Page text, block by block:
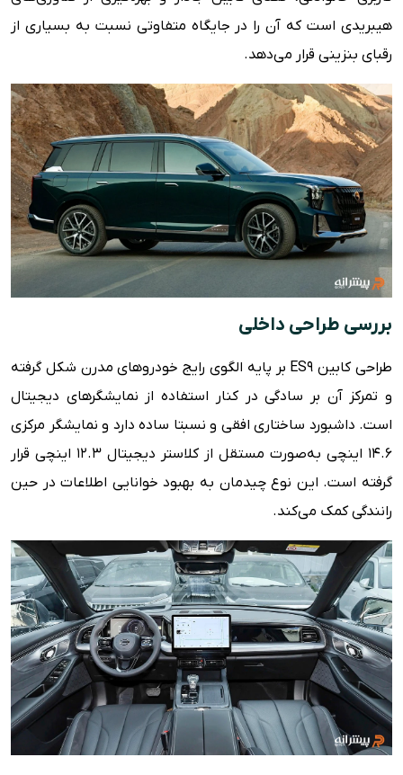
هیبریدی است که آن را در جایگاه متفاوتی نسبت به بسیاری از
رقبای بنزینی قرار می‌دهد.
بررسی طراحی داخلی
طراحی کابین ES9 بر پایه الگوی رایج خودروهای مدرن شکل گرفته
و تمرکز آن بر سادگی در کنار استفاده از نمایشگرهای دیجیتال
است. داشبورد ساختاری افقی و نسبتا ساده دارد و نمایشگر مرکزی
۱۴.۶ اینچی به‌صورت مستقل از کلاستر دیجیتال ۱۲.۳ اینچی قرار
گرفته است. این نوع چیدمان به بهبود خوانایی اطلاعات در حین
رانندگی کمک می‌کند.